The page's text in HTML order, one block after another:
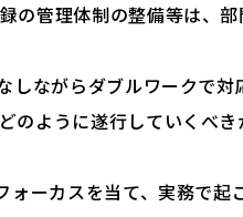
の管理体制の整備等は、
しながらダブルワークで対
のように遂行していくべ
ーカスを当て、実務で起